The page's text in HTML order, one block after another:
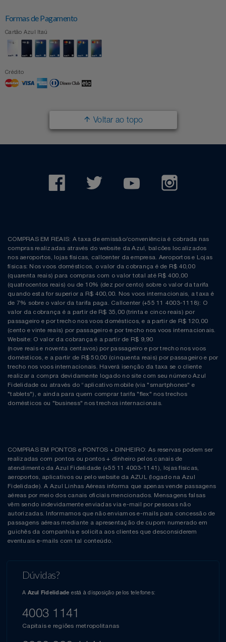
Formas de Pagamento
Cartão Azul Itaú
Crédito
Voltar ao topo
COMPRAS EM REAIS: A taxa de emissão/conveniência é cobrada nas
compras realizadas através do website da Azul, balcões localizados
nos aeroportos, lojas físicas, callcenter da empresa. Aeroportos e Lojas
físicas: Nos voos domésticos, o valor da cobrança é de R$ 40,00
(quarenta reais) para compras com o valor total até R$ 400,00
(quatrocentos reais) ou de 10% (dez por cento) sobre o valor da tarifa
quando esta for superior a R$ 400,00. Nos voos internacionais, a taxa é
de 7% sobre o valor da tarifa paga. Callcenter (+55 11 4003-1118): O
valor da cobrança é a partir de R$ 35,00 (trinta e cinco reais) por
passageiro e por trecho nos voos domésticos, e a partir de R$ 120,00
(cento e vinte reais) por passageiro e por trecho nos voos internacionais.
Website: O valor da cobrança é a partir de R$ 9,90
(nove reais e noventa centavos) por passageiro e por trecho nos voos
domésticos, e a partir de R$ 50,00 (cinquenta reais) por passageiro e por
trecho nos voos internacionais. Haverá isenção da taxa se o cliente
realizar a compra devidamente logado no site com seu número Azul
Fidelidade ou através do “aplicativo mobile (via "smartphones" e
"tablets"), e ainda para quem comprar tarifa "flex" nos trechos
domésticos ou "business" nos trechos internacionais.
COMPRAS EM PONTOS e PONTOS + DINHEIRO: As reservas podem ser
realizadas com pontos ou pontos + dinheiro pelos canais de
atendimento da Azul Fidelidade (+55 11 4003-1141), lojas físicas,
aeroportos, aplicativos ou pelo website da AZUL (logado na Azul
Fidelidade). A Azul Linhas Aéreas informa que apenas vende passagens
aéreas por meio dos canais oficiais mencionados. Mensagens falsas
vêm sendo indevidamente enviadas via e-mail por pessoas não
autorizadas. Informamos que não enviamos e-mails para concessão de
passagens aéreas mediante a apresentação de cupom numerado em
guichês da companhia e solicita aos clientes que desconsiderem
eventuais e-mails com tal conteúdo.
Dúvidas?
A Azul Fidelidade está à disposição pelos telefones:
4003 1141
Capitais e regiões metropolitanas